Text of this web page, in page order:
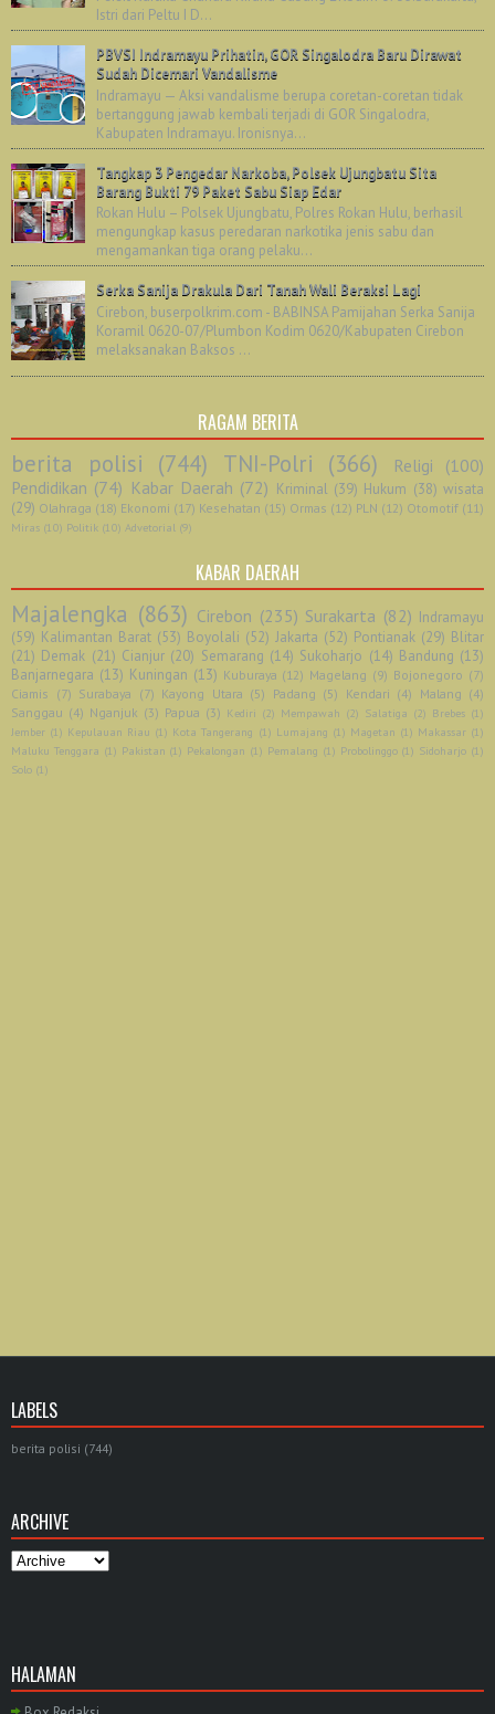
Istri dari Peltu I D...
PBVSI Indramayu Prihatin, GOR Singalodra Baru Dirawat
Sudah Dicemari Vandalisme
Indramayu — Aksi vandalisme berupa coretan-coretan tidak
bertanggung jawab kembali terjadi di GOR Singalodra,
Kabupaten Indramayu. Ironisnya...
Tangkap 3 Pengedar Narkoba, Polsek Ujungbatu Sita
Barang Bukti 79 Paket Sabu Siap Edar
Rokan Hulu – Polsek Ujungbatu, Polres Rokan Hulu, berhasil
mengungkap kasus peredaran narkotika jenis sabu dan
mengamankan tiga orang pelaku...
Serka Sanija Drakula Dari Tanah Wali Beraksi Lagi
Cirebon, buserpolkrim.com - BABINSA Pamijahan Serka Sanija
Koramil 0620-07/Plumbon Kodim 0620/Kabupaten Cirebon
melaksanakan Baksos ...
RAGAM BERITA
berita polisi (744) TNI-Polri (366) Religi
(100)
Pendidikan (74) Kabar Daerah (72) Kriminal (39) Hukum (38) wisata
(29) Olahraga (18) Ekonomi (17) Kesehatan (15) Ormas (12) PLN (12) Otomotif (11)
Miras (10) Politik (10) Advetorial (9)
KABAR DAERAH
Majalengka (863) Cirebon (235) Surakarta (82) Indramayu
(59) Kalimantan Barat (53) Boyolali (52) Jakarta (52) Pontianak (29) Blitar
(21) Demak (21) Cianjur (20) Semarang (14) Sukoharjo (14) Bandung (13)
Banjarnegara (13) Kuningan (13) Kuburaya (12) Magelang (9) Bojonegoro (7)
Ciamis (7) Surabaya (7) Kayong Utara (5) Padang (5) Kendari (4) Malang (4)
Sanggau (4) Nganjuk (3) Papua (3) Kediri (2) Mempawah (2) Salatiga (2) Brebes (1)
Jember (1) Kepulauan Riau (1) Kota Tangerang (1) Lumajang (1) Magetan (1) Makassar (1)
Maluku Tenggara (1) Pakistan (1) Pekalongan (1) Pemalang (1) Probolinggo (1) Sidoharjo (1)
Solo (1)
LABELS
berita polisi (744)
ARCHIVE
HALAMAN